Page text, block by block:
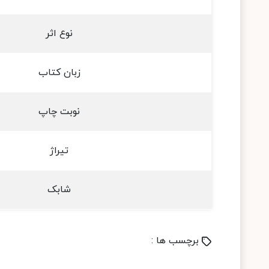
نوع اثر
زبان کتاب
نوبت چاپ
تیراژ
شابک
برچسب ها :